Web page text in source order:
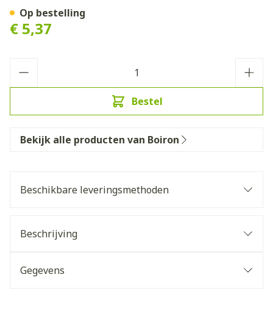
€ 5,37
Bestel
Op bestelling
Bekijk alle producten van Boiron
Beschikbare leveringsmethoden
Beschrijving
Gegevens